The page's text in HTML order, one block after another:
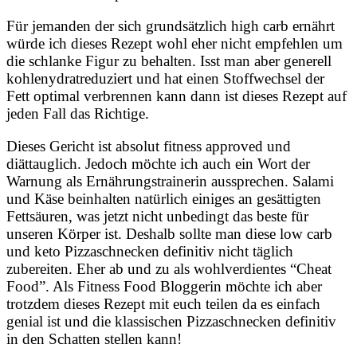
Für jemanden der sich grundsätzlich high carb ernährt
würde ich dieses Rezept wohl eher nicht empfehlen um
die schlanke Figur zu behalten. Isst man aber generell
kohlenydratreduziert und hat einen Stoffwechsel der
Fett optimal verbrennen kann dann ist dieses Rezept auf
jeden Fall das Richtige.
Dieses Gericht ist absolut fitness approved und
diättauglich. Jedoch möchte ich auch ein Wort der
Warnung als Ernährungstrainerin aussprechen. Salami
und Käse beinhalten natürlich einiges an gesättigten
Fettsäuren, was jetzt nicht unbedingt das beste für
unseren Körper ist. Deshalb sollte man diese low carb
und keto Pizzaschnecken definitiv nicht täglich
zubereiten. Eher ab und zu als wohlverdientes “Cheat
Food”. Als Fitness Food Bloggerin möchte ich aber
trotzdem dieses Rezept mit euch teilen da es einfach
genial ist und die klassischen Pizzaschnecken definitiv
in den Schatten stellen kann!